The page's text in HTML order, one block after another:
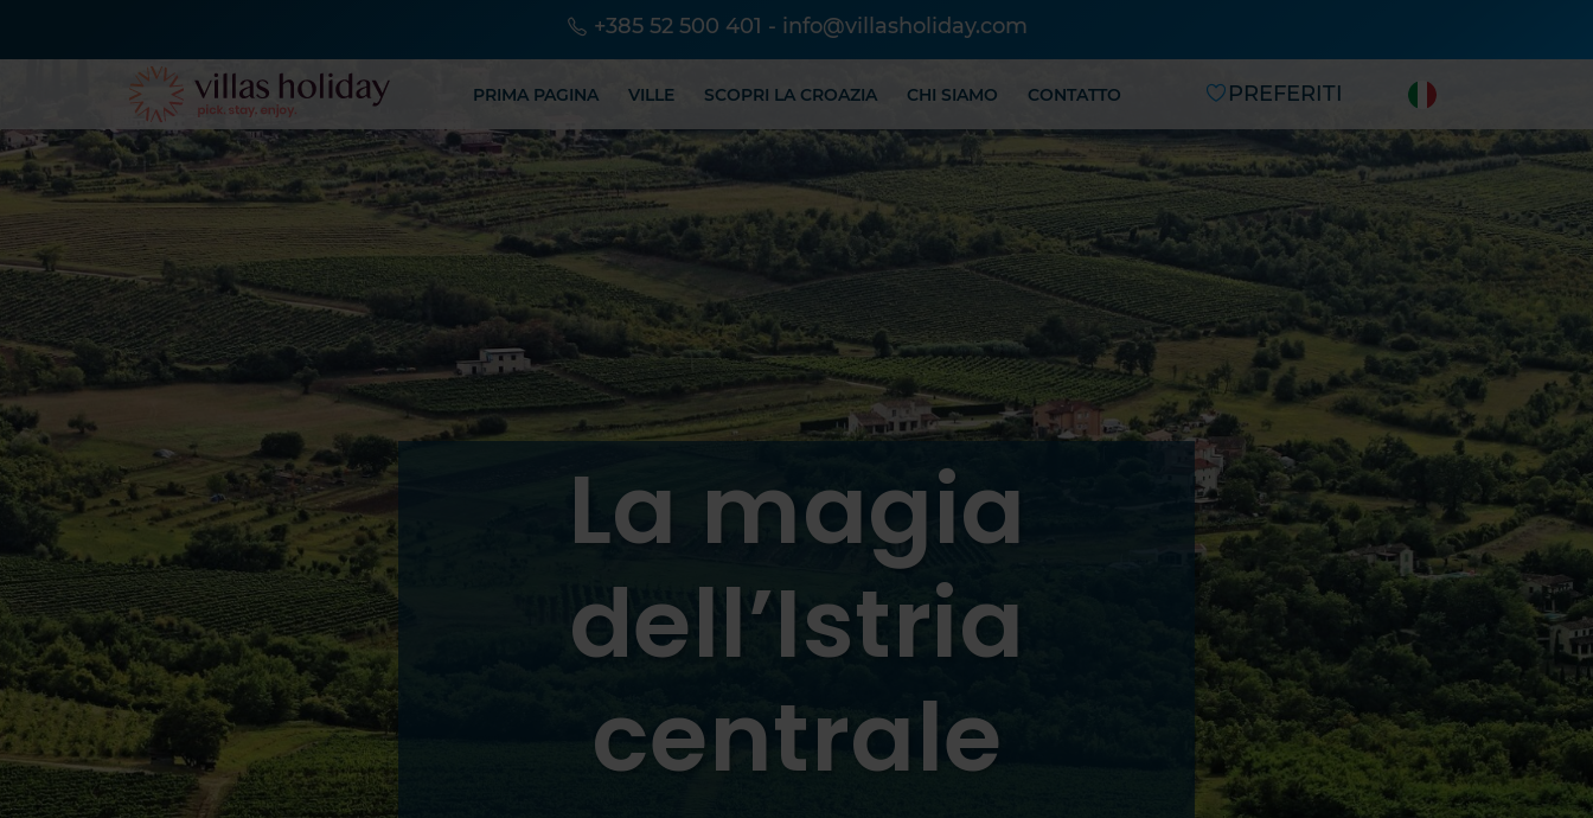
+385 52 500 401 - info@villasholiday.com
PRIMA PAGINA VILLE SCOPRI LA CROAZIA CHI SIAMO CONTATTO PREFERITI
La magia
dell’Istria
centrale